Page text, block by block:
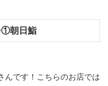
①朝日鮨
んです！こちらのお店では